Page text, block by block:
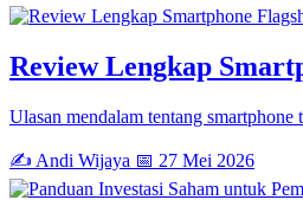
Review Lengkap
Ulasan mendalam tentang
✍️ Andi Wijaya 📅 27 Mei 2026